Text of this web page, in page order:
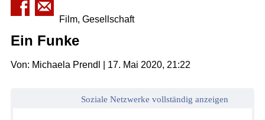
Film, Gesellschaft
Ein Funke
Von: Michaela Prendl | 17. Mai 2020, 21:22
Soziale Netzwerke vollständig anzeigen